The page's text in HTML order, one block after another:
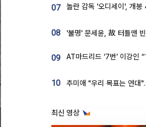
07
08
09
10
최신 영상